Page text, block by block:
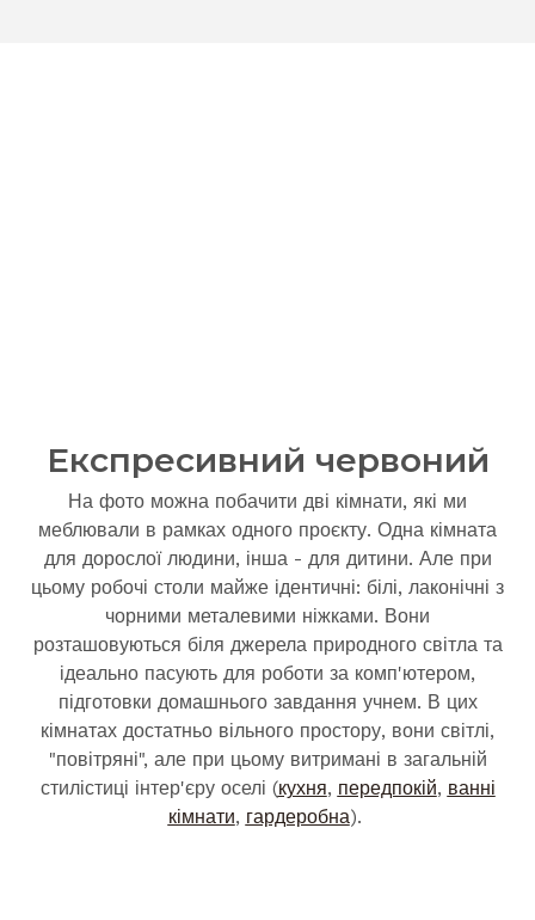
Експресивний червоний
На фото можна побачити дві кімнати, які ми
меблювали в рамках одного проєкту. Одна кімната
для дорослої людини, інша - для дитини. Але при
цьому робочі столи майже ідентичні: білі, лаконічні з
чорними металевими ніжками. Вони
розташовуються біля джерела природного світла та
ідеально пасують для роботи за комп'ютером,
підготовки домашнього завдання учнем. В цих
кімнатах достатньо вільного простору, вони світлі,
"повітряні", але при цьому витримані в загальній
стилістиці інтер'єру оселі (кухня, передпокій, ванні
кімнати, гардеробна).